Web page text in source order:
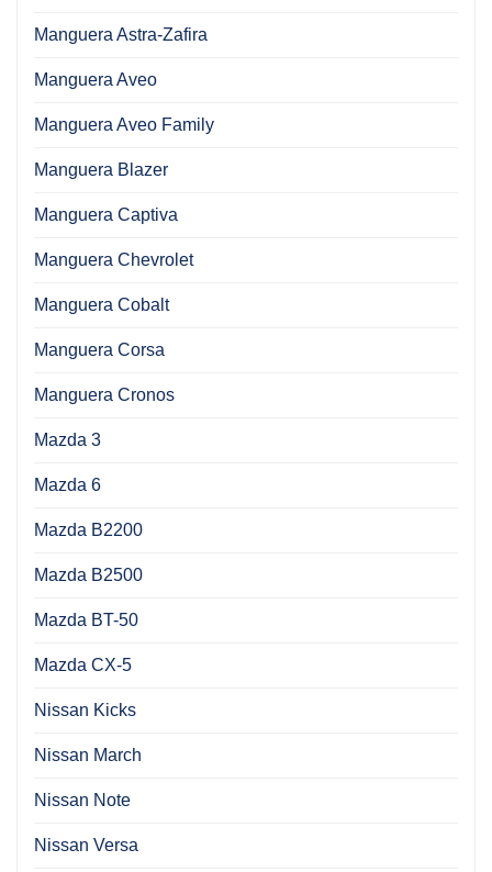
Manguera Astra-Zafira
Manguera Aveo
Manguera Aveo Family
Manguera Blazer
Manguera Captiva
Manguera Chevrolet
Manguera Cobalt
Manguera Corsa
Manguera Cronos
Mazda 3
Mazda 6
Mazda B2200
Mazda B2500
Mazda BT-50
Mazda CX-5
Nissan Kicks
Nissan March
Nissan Note
Nissan Versa